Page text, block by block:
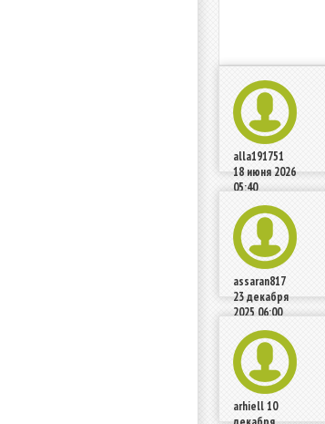
alla191751
18 июня 2026
05:40
assaran817
23 декабря
2025 06:00
arhiell10